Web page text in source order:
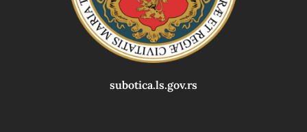
subotica.ls.gov.rs